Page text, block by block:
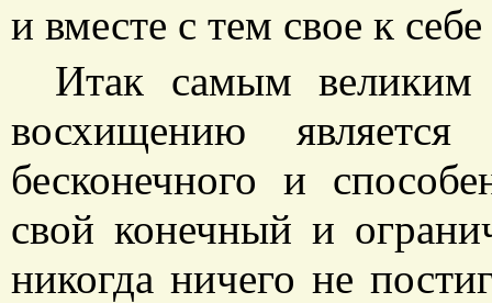
и вместе с тем свое к
Итак самым
восхищению
бесконечного и
свой конечный и
никогда ничего не